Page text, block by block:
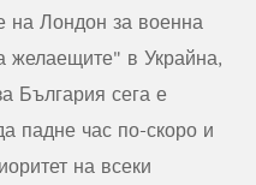
на Лондон за военна
желаещите" в Украйна,
България сега е
падне час по-скоро и
на всеки